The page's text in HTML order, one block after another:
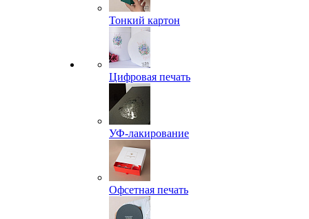
Тонкий картон
Цифровая печать
УФ-лакирование
Офсетная печать